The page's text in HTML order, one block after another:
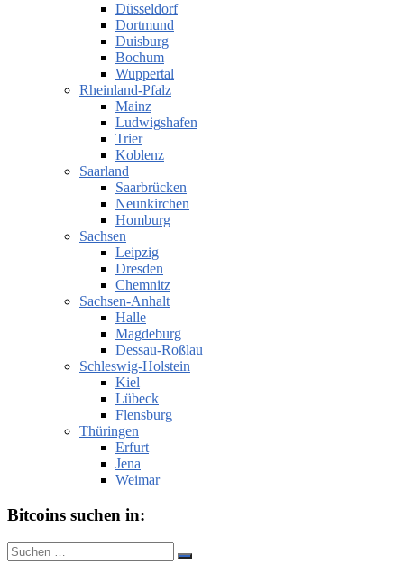
Düsseldorf
Dortmund
Duisburg
Bochum
Wuppertal
Rheinland-Pfalz
Mainz
Ludwigshafen
Trier
Koblenz
Saarland
Saarbrücken
Neunkirchen
Homburg
Sachsen
Leipzig
Dresden
Chemnitz
Sachsen-Anhalt
Halle
Magdeburg
Dessau-Roßlau
Schleswig-Holstein
Kiel
Lübeck
Flensburg
Thüringen
Erfurt
Jena
Weimar
Bitcoins suchen in:
Suche
nach:
Suchen